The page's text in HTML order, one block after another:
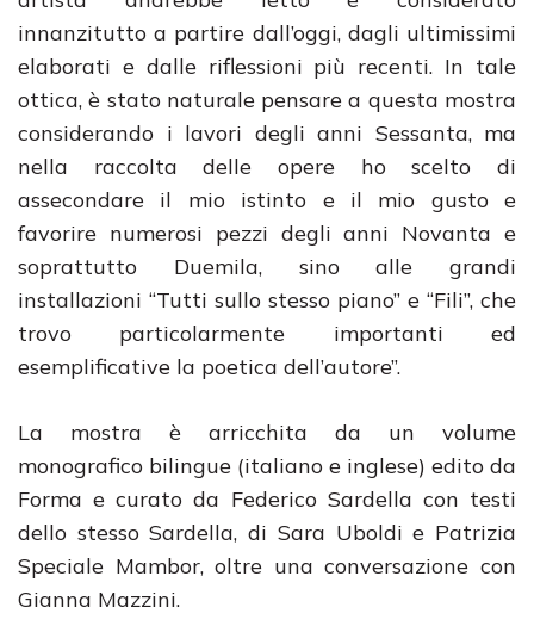
innanzitutto a partire dall’oggi, dagli ultimissimi
elaborati e dalle riflessioni più recenti. In tale
ottica, è stato naturale pensare a questa mostra
considerando i lavori degli anni Sessanta, ma
nella raccolta delle opere ho scelto di
assecondare il mio istinto e il mio gusto e
favorire numerosi pezzi degli anni Novanta e
soprattutto Duemila, sino alle grandi
installazioni “Tutti sullo stesso piano” e “Fili”, che
trovo particolarmente importanti ed
esemplificative la poetica dell’autore”.
La mostra è arricchita da un volume
monografico bilingue (italiano e inglese) edito da
Forma e curato da Federico Sardella con testi
dello stesso Sardella, di Sara Uboldi e Patrizia
Speciale Mambor, oltre una conversazione con
Gianna Mazzini.